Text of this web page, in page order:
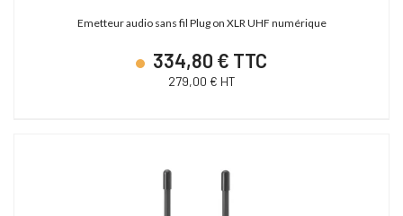
Emetteur audio sans fil Plug on XLR UHF numérique
334,80 € TTC
279,00 € HT